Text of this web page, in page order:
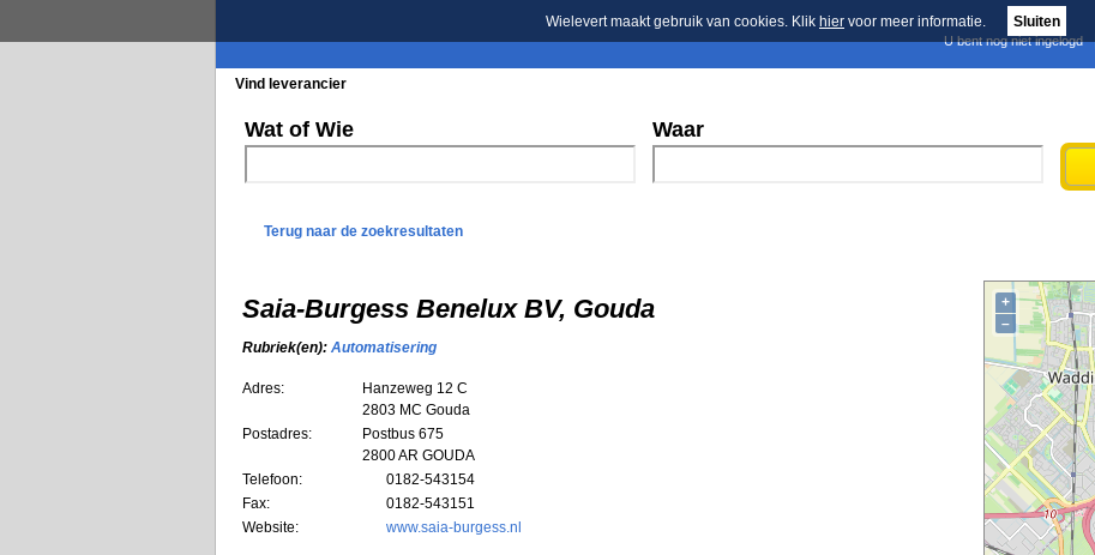
Wielevert maakt gebruik van cookies. Klik hier voor meer informatie. Sluiten
U bent nog niet ingelogd
Vind leverancier
Wat of Wie Waar
Terug naar de zoekresultaten
Saia-Burgess Benelux BV, Gouda
Rubriek(en): Automatisering
Adres:
Hanzeweg 12 C
2803 MC Gouda
Postadres:
Postbus 675
2800 AR GOUDA
Telefoon:
0182-543154
Fax:
0182-543151
Website:
www.saia-burgess.nl
+
–